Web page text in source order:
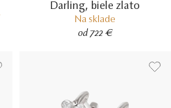
Darling, biele zlato
Na sklade
od 722 €